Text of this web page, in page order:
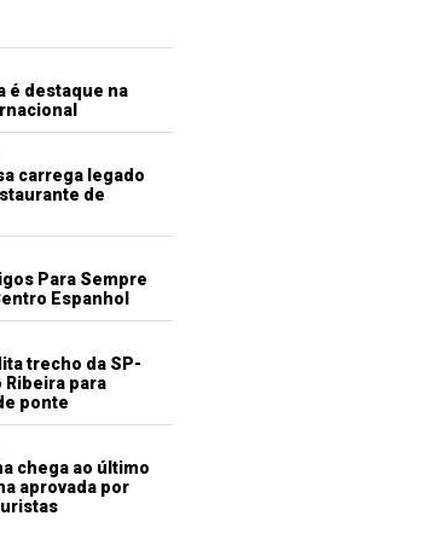
é destaque na
carrega legado
de
Para Sempre
Espanhol
trecho da SP-
Ribeira para
ponte
chega ao último
aprovada por